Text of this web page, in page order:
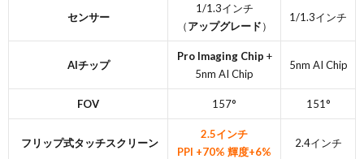
センサー
1/1.3インチ
（アップグレード）
1/1.3インチ
AIチップ
Pro Imaging Chip +
5nm AI Chip
5nm AI Chip
FOV 157° 151°
フリップ式タッチスクリーン
2.5インチ
PPI +70% 輝度+6%
2.4インチ